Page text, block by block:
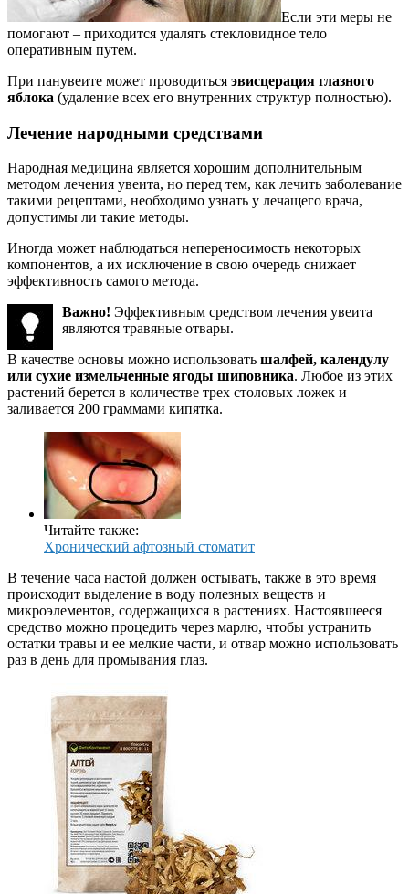
Если эти меры не
помогают – приходится удалять стекловидное тело
оперативным путем.
При панувеите может проводиться эвисцерация глазного
яблока (удаление всех его внутренних структур полностью).
Лечение народными средствами
Народная медицина является хорошим дополнительным
методом лечения увеита, но перед тем, как лечить заболевание
такими рецептами, необходимо узнать у лечащего врача,
допустимы ли такие методы.
Иногда может наблюдаться непереносимость некоторых
компонентов, а их исключение в свою очередь снижает
эффективность самого метода.
Важно! Эффективным средством лечения увеита
являются травяные отвары.
В качестве основы можно использовать шалфей, календулу
или сухие измельченные ягоды шиповника. Любое из этих
растений берется в количестве трех столовых ложек и
заливается 200 граммами кипятка.
Читайте также:
Хронический афтозный стоматит
В течение часа настой должен остывать, также в это время
происходит выделение в воду полезных веществ и
микроэлементов, содержащихся в растениях. Настоявшееся
средство можно процедить через марлю, чтобы устранить
остатки травы и ее мелкие части, и отвар можно использовать
раз в день для промывания глаз.